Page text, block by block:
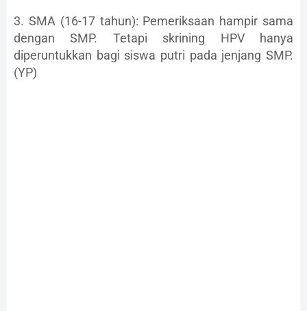
3. SMA (16-17 tahun): Pemeriksaan hampir sama
dengan SMP. Tetapi skrining HPV hanya
diperuntukkan bagi siswa putri pada jenjang SMP.
(YP)